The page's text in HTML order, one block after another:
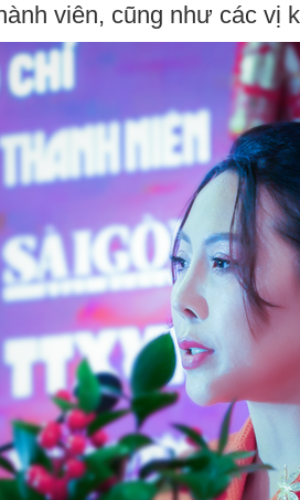
viên, cũng như các vị